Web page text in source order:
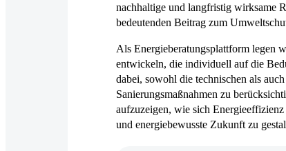
nachhaltige und langfristig wirksame
bedeutenden Beitrag zum
Als Energieberatungsplattform legen
entwickeln, die individuell auf die
dabei, sowohl die technischen als
Sanierungsmaßnahmen zu
aufzuzeigen, wie sich
und energiebewusste Zukunft zu